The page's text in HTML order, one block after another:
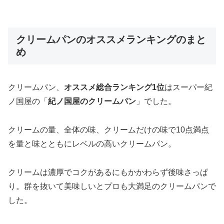
クリームパンのオススメランキングのまと
め
クリームパン、 オススメ総合ランキング1位はスーパー紀
ノ国屋の「 紀ノ国屋のクリームパン 」でした。
クリームの量、全体の味、クリームだけの味で10点満点
を量と味とともにレベルの高いクリームパン。
クリームは濃厚でコクがあるにもかかわらず後味さっぱ
り。群を抜いて美味しいとプロも大満足のクリームパンで
した。